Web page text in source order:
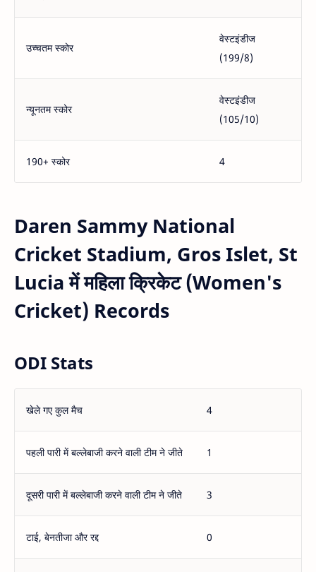
उच्चतम स्कोर
वेस्टइंडीज
(199/8)
न्यूनतम स्कोर
वेस्टइंडीज
(105/10)
190+ स्कोर 4
Daren Sammy National
Cricket Stadium, Gros Islet, St
Lucia में महिला क्रिकेट (Women's
Cricket) Records
ODI Stats
खेले गए कुल मैच 4
पहली पारी में बल्लेबाजी करने वाली टीम ने जीते 1
दूसरी पारी में बल्लेबाजी करने वाली टीम ने जीते 3
टाई, बेनतीजा और रद्द 0